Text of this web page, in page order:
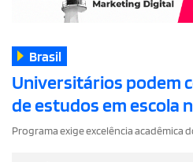
Brasil
Universitários podem
de estudos em escola
Programa exige excelência acadêmica